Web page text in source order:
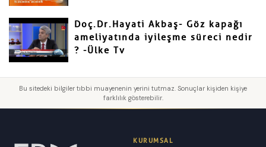
Doç.Dr.Hayati Akbaş- Göz kapağı
ameliyatında iyileşme süreci nedir
? -Ülke Tv
Bu sitedeki bilgiler tıbbi muayenenin yerini tutmaz. Sonuçlar kişiden kişiye
farklılık gösterebilir.
KURUMSAL